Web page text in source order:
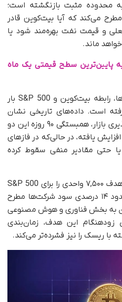
محدوده مثبت بازنگشته است؛
می‌کند که آیا بیت‌کوین قادر
و قیمت نفت بهره‌مند شود یا
ماند.
پایین‌ترین سطح قیمتی یک ماه
از منظر همبستگی بین بازارها، رابطه بیت‌کوین و S&P 500 بار
است. داده‌های تاریخی نشان
می‌دهد در دوره‌های ریسک‌پذیری بازار، همبستگی ۹۰ روزه این دو
دارایی به محدوده ۰.۳ تا ۰.۵ افزایش یافته، در حالی‌که در فازهای
حتی مقادیر منفی سقوط کرده
در سطح کلان، UBS پیش‌تر هدف ۷,۵۰۰ واحدی را برای S&P 500
تا پایان ۲۰۲۶ بر پایه رشد حدود ۱۴ درصدی سود شرکت‌ها مطرح
آن به بخش فناوری و هوش مصنوعی
این هدف، زمان‌بندی
با ریسک را نیز فشرده‌تر می‌کند.